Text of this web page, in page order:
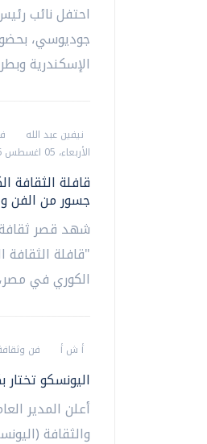
احتفل نائب
جوديوسي،
الإسكندرية
نيفين عبد الله
الأربعاء، 05 اغسطس 2026 06:05 م
قافلة الثقافة
جسور من الفن
شهد قصر ثقافة
"قافلة الثقافة
الكوري في
أ ش أ فن
اليونسكو تختار
أعلن المدير
والثقافة